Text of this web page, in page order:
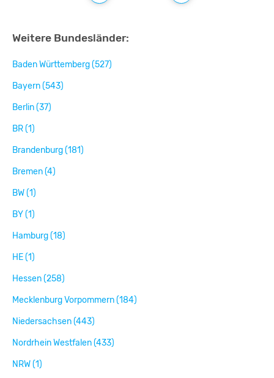
Weitere Bundesländer:
Baden Württemberg (527)
Bayern (543)
Berlin (37)
BR (1)
Brandenburg (181)
Bremen (4)
BW (1)
BY (1)
Hamburg (18)
HE (1)
Hessen (258)
Mecklenburg Vorpommern (184)
Niedersachsen (443)
Nordrhein Westfalen (433)
NRW (1)